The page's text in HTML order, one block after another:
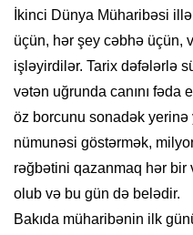
İkinci Dünya Müharibəsi
üçün, hər şey cəbhə üçün,
işləyirdilər. Tarix dəfələrlə
vətən uğrunda canını fəda
öz borcunu sonadək yerinə
nümunəsi göstərmək,
rəğbətini qazanmaq hər bir
olub və bu gün də belədir.
Bakıda müharibənin ilk